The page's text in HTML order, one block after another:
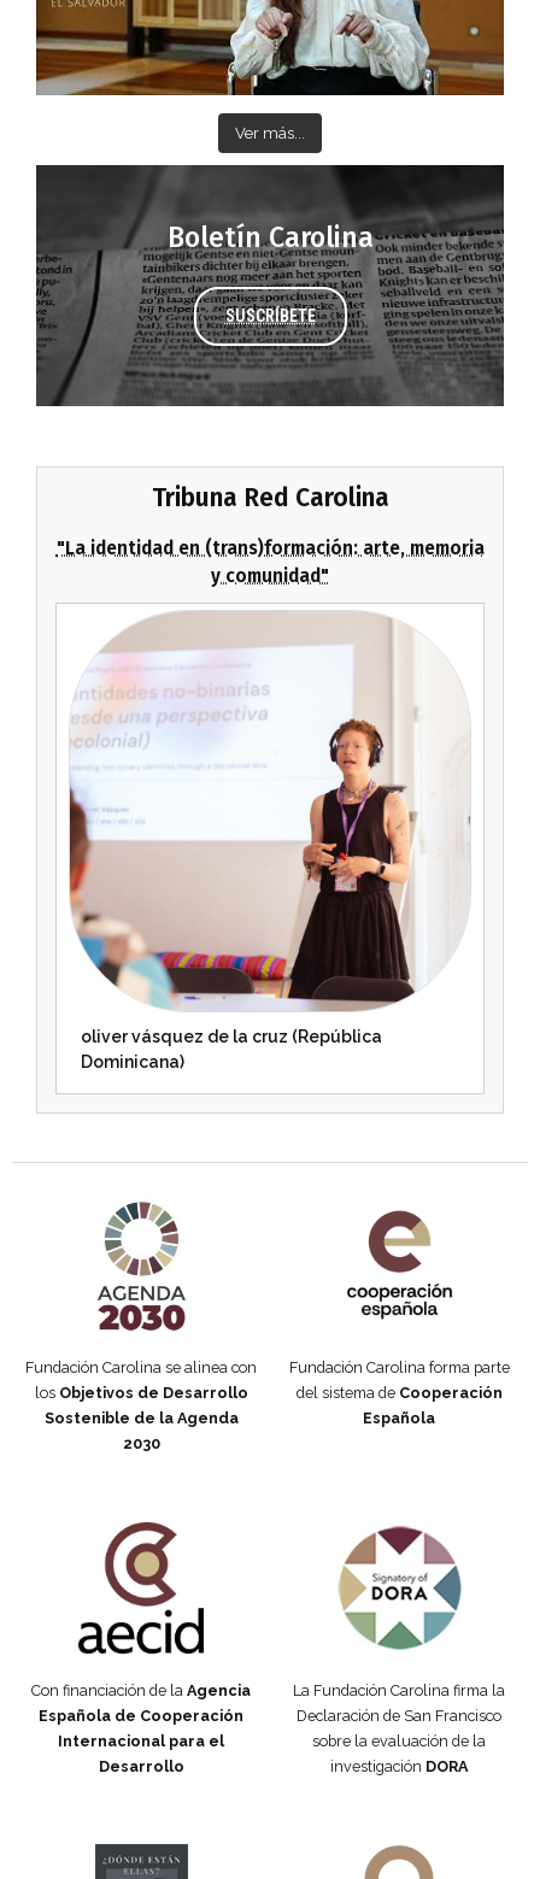
Ver más...
Boletín Carolina
SUSCRÍBETE
Tribuna Red Carolina
"La identidad en (trans)formación: arte, memoria
y comunidad"
oliver vásquez de la cruz (República
Dominicana)
Fundación Carolina se alinea con
los Objetivos de Desarrollo
Sostenible de la Agenda
2030
Fundación Carolina forma parte
del sistema de Cooperación
Española
Con financiación de la Agencia
Española de Cooperación
Internacional para el
Desarrollo
La Fundación Carolina firma la
Declaración de San Francisco
sobre la evaluación de la
investigación DORA